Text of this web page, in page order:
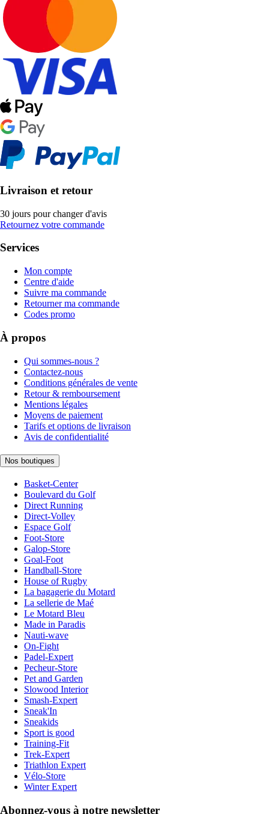
Livraison et retour
30 jours pour changer d'avis
Retournez votre commande
Services
Mon compte
Centre d'aide
Suivre ma commande
Retourner ma commande
Codes promo
À propos
Qui sommes-nous ?
Contactez-nous
Conditions générales de vente
Retour & remboursement
Mentions légales
Moyens de paiement
Tarifs et options de livraison
Avis de confidentialité
Nos boutiques
Basket-Center
Boulevard du Golf
Direct Running
Direct-Volley
Espace Golf
Foot-Store
Galop-Store
Goal-Foot
Handball-Store
House of Rugby
La bagagerie du Motard
La sellerie de Maé
Le Motard Bleu
Made in Paradis
Nauti-wave
On-Fight
Padel-Expert
Pecheur-Store
Pet and Garden
Slowood Interior
Smash-Expert
Sneak'In
Sneakids
Sport is good
Training-Fit
Trek-Expert
Triathlon Expert
Vélo-Store
Winter Expert
Abonnez-vous à notre newsletter